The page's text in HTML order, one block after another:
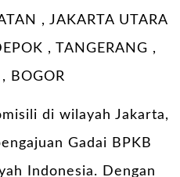
, JAKARTA UTARA
, TANGERANG ,
BOGOR
di wilayah Jakarta,
Gadai BPKB
Indonesia. Dengan